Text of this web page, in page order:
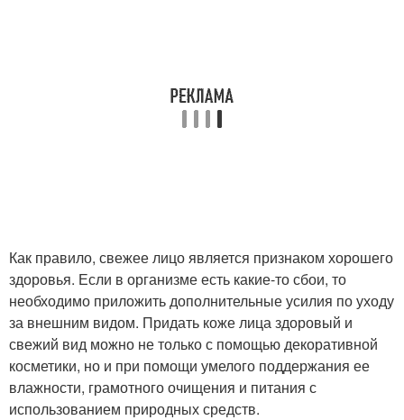
Как правило, свежее лицо является признаком хорошего
здоровья. Если в организме есть какие-то сбои, то
необходимо приложить дополнительные усилия по уходу
за внешним видом. Придать коже лица здоровый и
свежий вид можно не только с помощью декоративной
косметики, но и при помощи умелого поддержания ее
влажности, грамотного очищения и питания с
использованием природных средств.